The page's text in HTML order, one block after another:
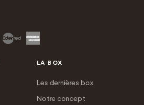
LA BOX
Les dernières box
Notre concept